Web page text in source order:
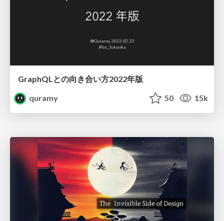
GraphQLとの向き合い方2022年版
quramy
50 15k